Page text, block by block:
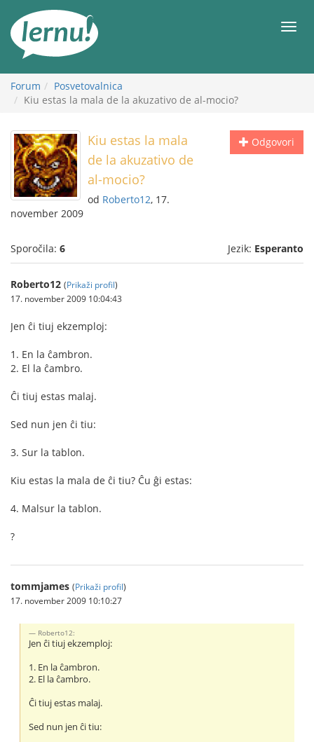
vsebini
Meni
Forum
Posvetovalnica
Kiu estas la mala de la akuzativo de al-mocio?
Odgovori
Kiu estas la mala
de la akuzativo de
al-mocio?
od Roberto12, 17.
november 2009
Sporočila: 6 Jezik: Esperanto
Roberto12 (Prikaži profil)
17. november 2009 10:04:43
Jen ĉi tiuj ekzemploj:
1. En la ĉambron.
2. El la ĉambro.
Ĉi tiuj estas malaj.
Sed nun jen ĉi tiu:
3. Sur la tablon.
Kiu estas la mala de ĉi tiu? Ĉu ĝi estas:
4. Malsur la tablon.
?
tommjames (Prikaži profil)
17. november 2009 10:10:27
Roberto12:
Jen ĉi tiuj ekzemploj:
1. En la ĉambron.
2. El la ĉambro.
Ĉi tiuj estas malaj.
Sed nun jen ĉi tiu: